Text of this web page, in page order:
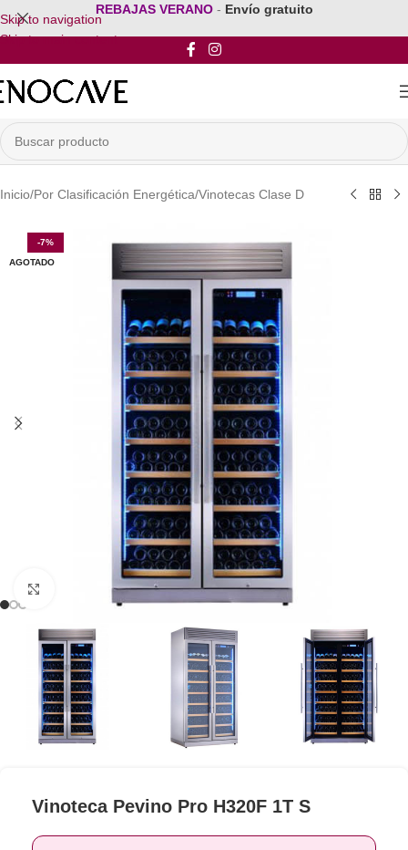
Skip to navigation
Skip to main content
REBAJAS VERANO - Envío gratuito
Inicio/Por Clasificación Energética/Vinotecas Clase D
-7%
AGOTADO
Clic para ampliar
Vinoteca Pevino Pro H320F 1T S